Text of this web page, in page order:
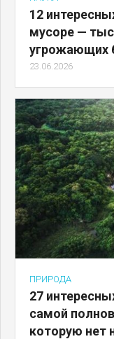
12
мусоре —
угрожающих
23.06.2026
ПРИРОДА
27
самой
которую нет